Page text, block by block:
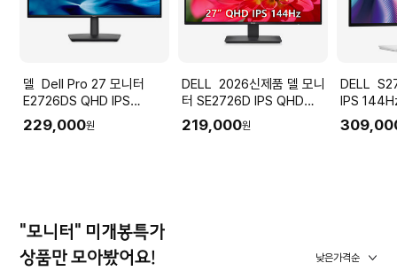
델 Dell Pro 27 모니터
E2726DS QHD IPS
100Hz 스피커 사무용 가정
용 업무
229,000원
DELL 2026신제품 델 모니
터 SE2726D IPS QHD
144Hz 사무용 가정용 업무
용
219,000원
DELL S2725DSM QHD
IPS
피벗 모니
"모니터" 미개봉특가
상품만 모아봤어요!
낮은가격순